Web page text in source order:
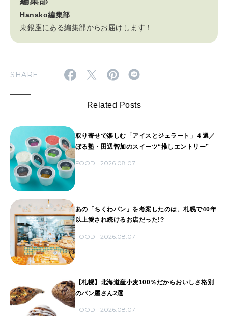
Hanako編集部
東銀座にある編集部からお届けします！
SHARE
Related Posts
取り寄せで楽しむ「アイスとジェラート」４選／
ぼる塾・田辺智加のスイーツ“推しエントリー”
FOOD 2026.08.07
あの「ちくわパン」を考案したのは、札幌で40年
以上愛され続けるお店だった!?
FOOD 2026.08.07
【札幌】北海道産小麦100％だからおいしさ格別
のパン屋さん2選
FOOD 2026.08.07